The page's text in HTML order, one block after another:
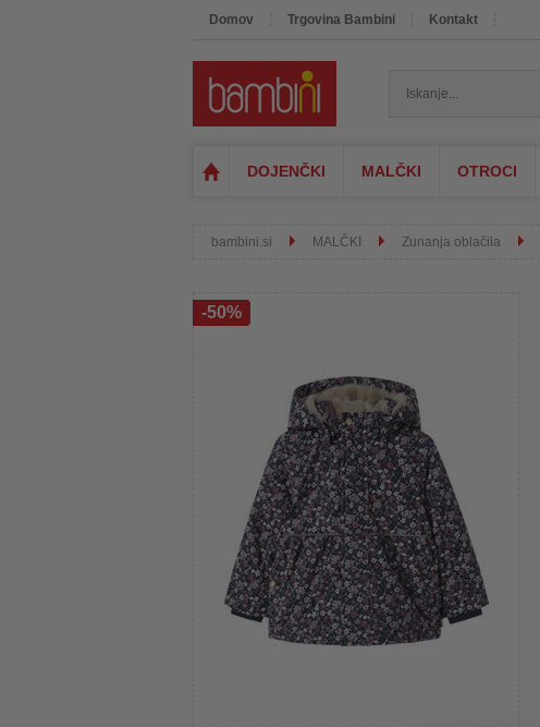
Domov Trgovina Bambini Kontakt
DOJENČKI MALČKI OTROCI
bambini.si MALČKI Zunanja oblačila
-50%